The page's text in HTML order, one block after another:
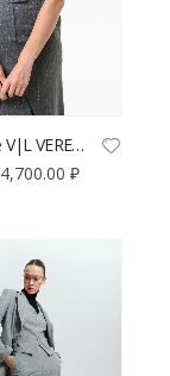
Топ-бюстье V|L VERESK label
4,700.00₽